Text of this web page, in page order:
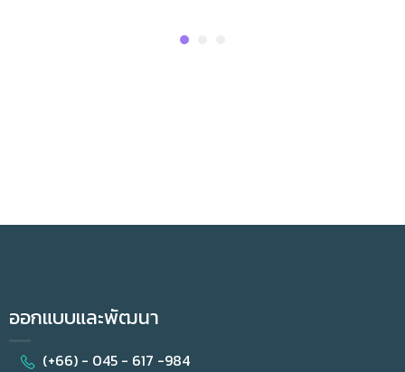
ออกแบบและพัฒนา
(+66) - 045 - 617 -984